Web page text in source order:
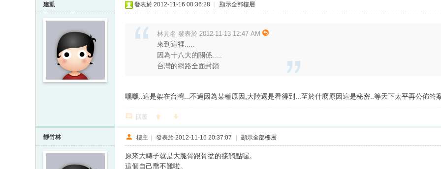
建凱 發表於 2012-11-16 00:36:28 顯示全部樓層
林見名 發表於 2012-11-13 12:47 AM
來到這裡.....
因為十八大的關係.....
台灣的網路全面封鎖
嘿嘿..這是架在台灣...不過因為某種原因,大陸還是看得到...至於什麼原因這是秘密..等天下太平再公佈答
回覆
靜竹林 樓主 | 發表於 2012-11-16 20:37:07 | 顯示全部樓層
原來大轉子就是大腿骨跟骨盆的接觸點喔。
這個自己喬不難啦。